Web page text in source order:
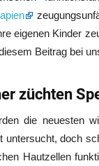
eigenen Kinder
Beitrag bei
züchten
die neuesten
untersucht, doch
Hautzellen